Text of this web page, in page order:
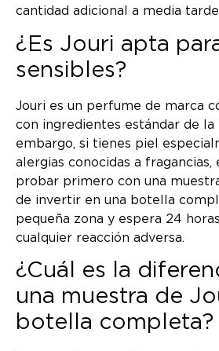
cantidad adicional a media
¿Es Jouri apta
sensibles?
Jouri es un perfume de marca
con ingredientes estándar de la
embargo, si tienes piel
alergias conocidas a fragancias,
probar primero con una
de invertir en una botella
pequeña zona y espera 24
cualquier reacción adversa.
¿Cuál es la
una muestra de
botella completa?